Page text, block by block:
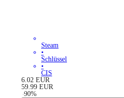
Steam
•
Schlüssel
•
CIS
6.02 EUR
59.99 EUR
-90%